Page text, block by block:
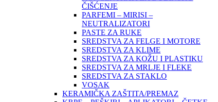
ČIŠĆENJE
PARFEMI – MIRISI –
NEUTRALIZATORI
PASTE ZA RUKE
SREDSTVA ZA FELGE I MOTORE
SREDSTVA ZA KLIME
SREDSTVA ZA KOŽU I PLASTIKU
SREDSTVA ZA MRLJE I FLEKE
SREDSTVA ZA STAKLO
VOSAK
KERAMIČKA ZAŠTITA/PREMAZ